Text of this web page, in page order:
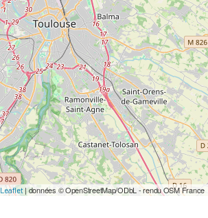
Leaflet| données © OpenStreetMap/ODbL - rendu OSM France